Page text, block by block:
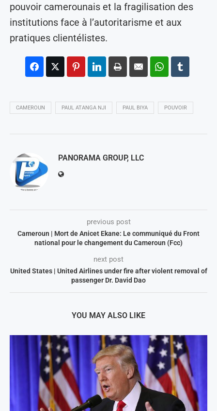
pouvoir camerounais et la fragilisation des
institutions face à l’autoritarisme et aux
pratiques clientélistes.
CAMEROUN PAUL ATANGA NJI PAUL BIYA POUVOIR
PANORAMA GROUP, LLC
previous post
Cameroun | Mort de Anicet Ekane: Le communiqué du Front
national pour le changement du Cameroun (Fcc)
next post
United States | United Airlines under fire after violent removal of
passenger Dr. David Dao
YOU MAY ALSO LIKE